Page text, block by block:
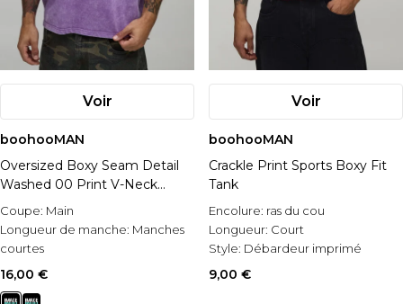
Voir
boohooMAN
Oversized Boxy Seam Detail
Washed 00 Print V-Neck
Baseball Sports Top
Coupe: Main
Longueur de manche: Manches
courtes
Occasion:
16,00 €
Voir
boohooMAN
Crackle Print Sports Boxy Fit
Tank
Encolure: ras du cou
Longueur: Court
Style: Débardeur imprimé
9,00 €